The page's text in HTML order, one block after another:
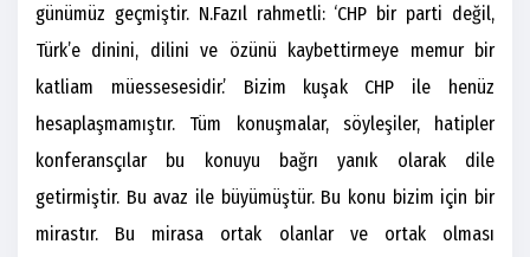
günümüz geçmiştir. N.Fazıl rahmetli: ‘CHP bir parti değil,
Türk’e dinini, dilini ve özünü kaybettirmeye memur bir
katliam müessesesidir.’ Bizim kuşak CHP ile henüz
hesaplaşmamıştır. Tüm konuşmalar, söyleşiler, hatipler
konferansçılar bu konuyu bağrı yanık olarak dile
getirmiştir. Bu avaz ile büyümüştür. Bu konu bizim için bir
mirastır. Bu mirasa ortak olanlar ve ortak olması